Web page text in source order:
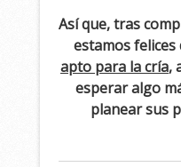
Así que, tras
estamos felices
apto para la cría,
esperar algo
planear sus